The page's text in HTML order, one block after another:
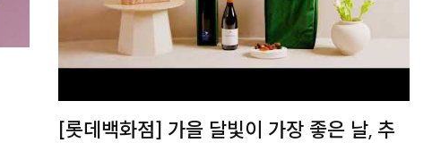
[롯데백화점] 가을 달빛이 가장 좋은 날, 추